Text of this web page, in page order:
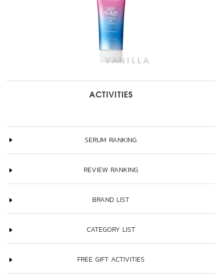
ACTIVITIES
SERUM RANKING
REVIEW RANKING
BRAND LIST
CATEGORY LIST
FREE GIFT ACTIVITIES